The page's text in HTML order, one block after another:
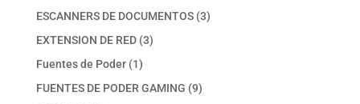
productos
ESCANNERS DE DOCUMENTOS 33
EXTENSION DE RED 33
Fuentes de Poder 11
producto
FUENTES DE PODER GAMING 99